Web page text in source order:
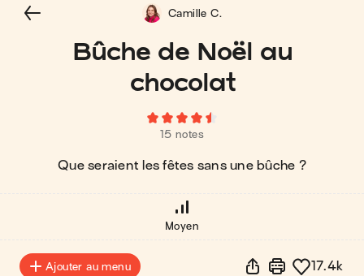
Bûche de Noël au
chocolat
15 notes
Que seraient les fêtes sans une bûche ?
Camille C.
Moyen
Ajouter au menu 17.4k